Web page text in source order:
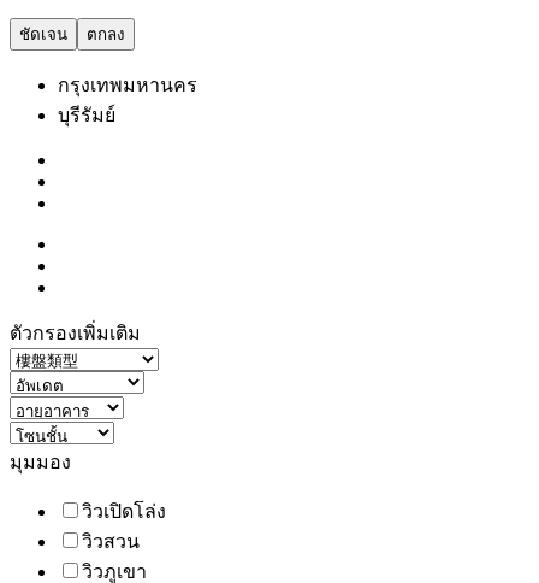
ชัดเจน ตกลง
กรุงเทพมหานคร
บุรีรัมย์
ตัวกรองเพิ่มเติม
มุมมอง
วิวเปิดโล่ง
วิวสวน
วิวภูเขา